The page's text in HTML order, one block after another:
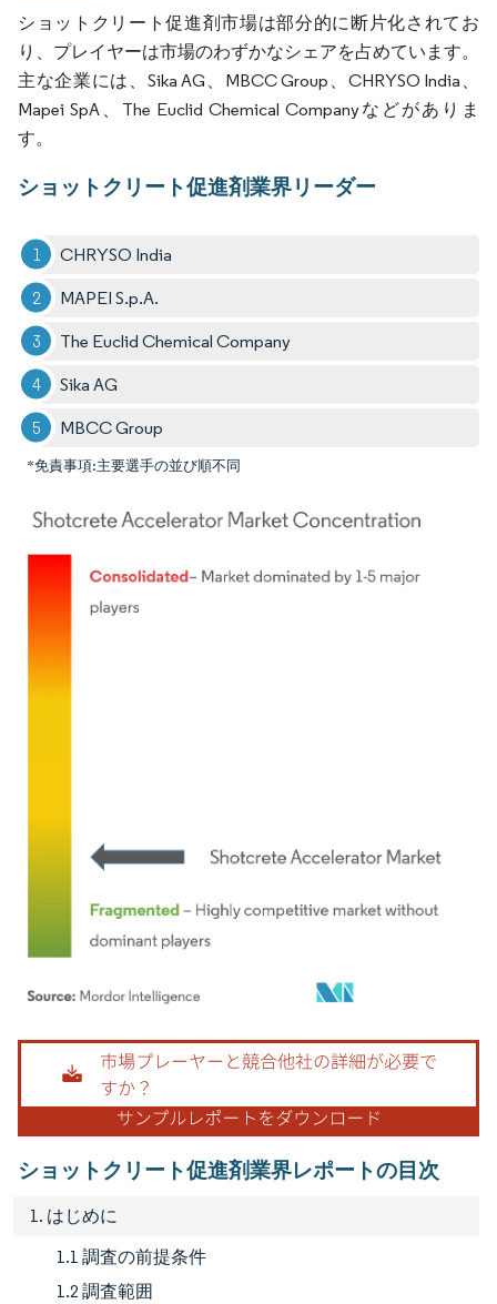
ショットクリート促進剤市場は部分的に断片化されてお
り、プレイヤーは市場のわずかなシェアを占めています。
主な企業には、Sika AG、MBCC Group、CHRYSO India、
Mapei SpA、The Euclid Chemical Companyなどがありま
す。
ショットクリート促進剤業界リーダー
CHRYSO India
MAPEI S.p.A.
The Euclid Chemical Company
Sika AG
MBCC Group
*免責事項:主要選手の並び順不同
画像 © Mordor Intelligence。再利用にはCC BY 4.0の表示が必要です。
ショットクリート促進剤業界レポートの目次
1. はじめに
1.1 調査の前提条件
1.2 調査範囲